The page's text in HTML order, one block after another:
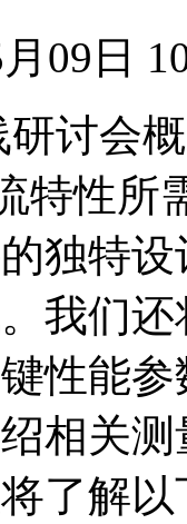
月09
讨会
特性所
独特
我们
性能
相关
了解